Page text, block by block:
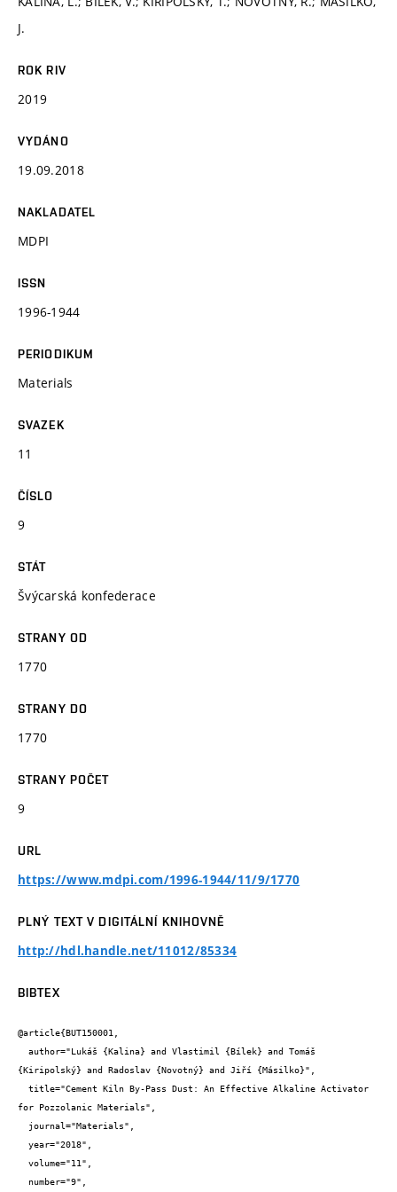
J.
ROK RIV
2019
VYDÁNO
19.09.2018
NAKLADATEL
MDPI
ISSN
1996-1944
PERIODIKUM
Materials
SVAZEK
11
ČÍSLO
9
STÁT
Švýcarská konfederace
STRANY OD
1770
STRANY DO
1770
STRANY POČET
9
URL
https://www.mdpi.com/1996-1944/11/9/1770
PLNÝ TEXT V DIGITÁLNÍ KNIHOVNĚ
http://hdl.handle.net/11012/85334
BIBTEX
@article{BUT150001,
{Kiripolský} and Radoslav {Novotný} and Jiří {Másilko}",
for Pozzolanic Materials",